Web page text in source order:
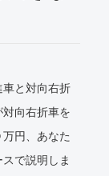
と対向右折
向右折車を
円、あなた
で説明しま